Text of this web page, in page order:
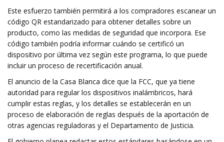
Este esfuerzo también permitirá a los compradores escanear un
código QR estandarizado para obtener detalles sobre un
producto, como las medidas de seguridad que incorpora. Ese
código también podría informar cuándo se certificó un
dispositivo por última vez según este programa, lo que puede
incluir un proceso de recertificación anual.
El anuncio de la Casa Blanca dice que la FCC, que ya tiene
autoridad para regular los dispositivos inalámbricos, hará
cumplir estas reglas, y los detalles se establecerán en un
proceso de elaboración de reglas después de la aportación de
otras agencias reguladoras y el Departamento de Justicia.